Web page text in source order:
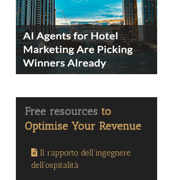
Il rapporto dell'ingegnere
dell'ospitalità